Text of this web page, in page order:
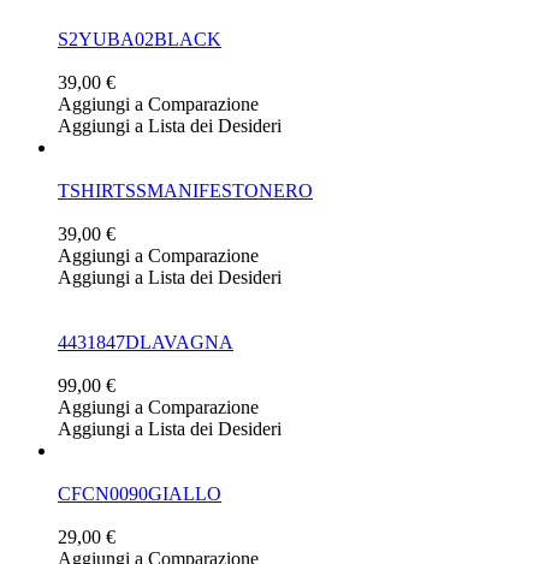
S2YUBA02BLACK
39,00 €
Aggiungi a Comparazione
Aggiungi a Lista dei Desideri
TSHIRTSSMANIFESTONERO
39,00 €
Aggiungi a Comparazione
Aggiungi a Lista dei Desideri
4431847DLAVAGNA
99,00 €
Aggiungi a Comparazione
Aggiungi a Lista dei Desideri
CFCN0090GIALLO
29,00 €
Aggiungi a Comparazione